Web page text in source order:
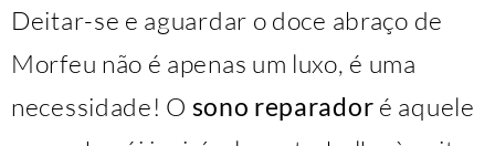
Deitar-se e aguardar o doce abraço de
Morfeu não é apenas um luxo, é uma
necessidade! O sono reparador é aquele